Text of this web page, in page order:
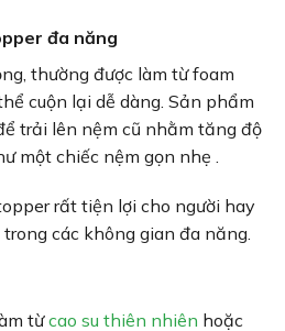
đa năng
thường được làm từ foam
cuộn lại dễ dàng. Sản phẩm
trải lên nệm cũ nhằm tăng độ
một chiếc nệm gọn nhẹ .
rất tiện lợi cho người hay
các không gian đa năng.
từcao su thiên nhiên hoặc